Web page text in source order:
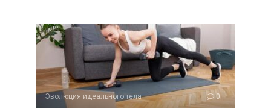
Эволюция идеального тела 0